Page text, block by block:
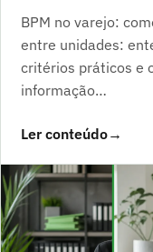
BPM no varejo:
entre unidades:
critérios práticos e
informação…
Ler conteúdo→